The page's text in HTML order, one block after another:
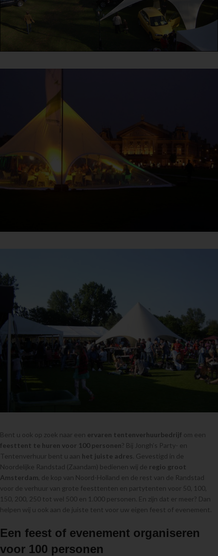
Bent u ook op zoek naar een ervaren tentenverhuurbedrijf om een
feesttent te huren voor 100 personen? Bij Jongh’s Party- en
Tentenverhuur bent u aan het juiste adres . Gevestigd in de
Noordelijke Randstad (Zaandam) bedienen wij de regio groot
Amsterdam , de kop van Noord-Holland en de rest van de Randstad
voor de verhuur van grote feesttenten en partytenten voor 50, 100,
150, 200, 250 tot wel 500 en 1.000 personen. En zijn dat er meer? Dan
helpen wij u ook aan de juiste tent voor uw eigen feest of evenement.
Een feest of evenement organiseren
voor 100 personen